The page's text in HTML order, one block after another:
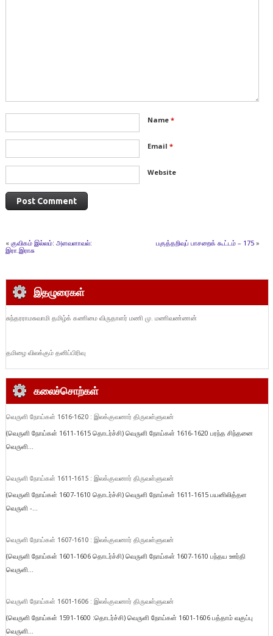
Name *
Email *
Website
« குவிகம் இல்லம்: அளவளாவல்:
இரா.இராசு
பகுத்தறிவுப் பாசறைக் கூட்டம் – 175 »
இதழுரைகள்
சுந்தரராமசுவாமி தமிழ்க் கணிமை விருதாளர் மணி மு. மணிவண்ணன்
தமிழை விலக்கும் தனிப்பிரிவு
கலைச்சொற்கள்
வெருளி நோய்கள் 1616-1620 : இலக்குவனார் திருவள்ளுவன்
(வெருளி நோய்கள் 1611-1615 தொடர்ச்சி) வெருளி நோய்கள் 1616-1620 பரந்த சிந்தனை
வெருளி...
வெருளி நோய்கள் 1611-1615 : இலக்குவனார் திருவள்ளுவன்
(வெருளி நோய்கள் 1607-1610 தொடர்ச்சி) வெருளி நோய்கள் 1611-1615 பயனிலித்தள
வெருளி -...
வெருளி நோய்கள் 1607-1610 : இலக்குவனார் திருவள்ளுவன்
(வெருளி நோய்கள் 1601-1606 தொடர்ச்சி) வெருளி நோய்கள் 1607-1610 பந்தய ஊர்தி
வெருளி...
வெருளி நோய்கள் 1601-1606 : இலக்குவனார் திருவள்ளுவன்
(வெருளி நோய்கள் 1591-1600 :தொடர்ச்சி) வெருளி நோய்கள் 1601-1606 பத்தாம் வகுப்பு
வெருளி...